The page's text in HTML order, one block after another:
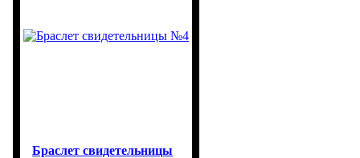
Браслет свидетельницы